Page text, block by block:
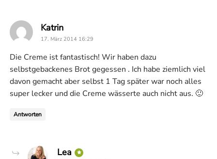
Katrinsays:
17. März 2014 16:29
Die Creme ist fantastisch! Wir haben dazu
selbstgebackenes Brot gegessen . Ich habe ziemlich viel
davon gemacht aber selbst 1 Tag später war noch alles
super lecker und die Creme wässerte auch nicht aus. 🙂
Antworten
Lea says: